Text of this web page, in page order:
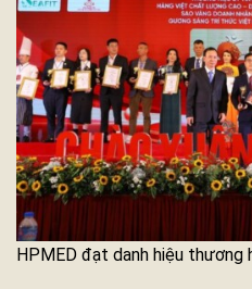
HPMED đạt danh hiệu thương